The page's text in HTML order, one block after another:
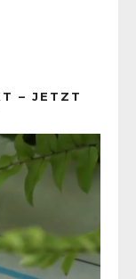
– JETZT